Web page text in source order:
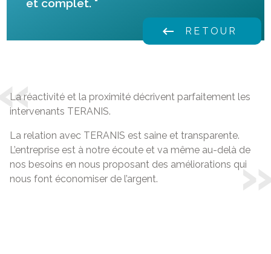
et complet. "
keyboard_backspace RETOUR
La réactivité et la proximité décrivent parfaitement les
intervenants TERANIS.
La relation avec TERANIS est saine et transparente.
L’entreprise est à notre écoute et va même au-delà de
nos besoins en nous proposant des améliorations qui
nous font économiser de l’argent.